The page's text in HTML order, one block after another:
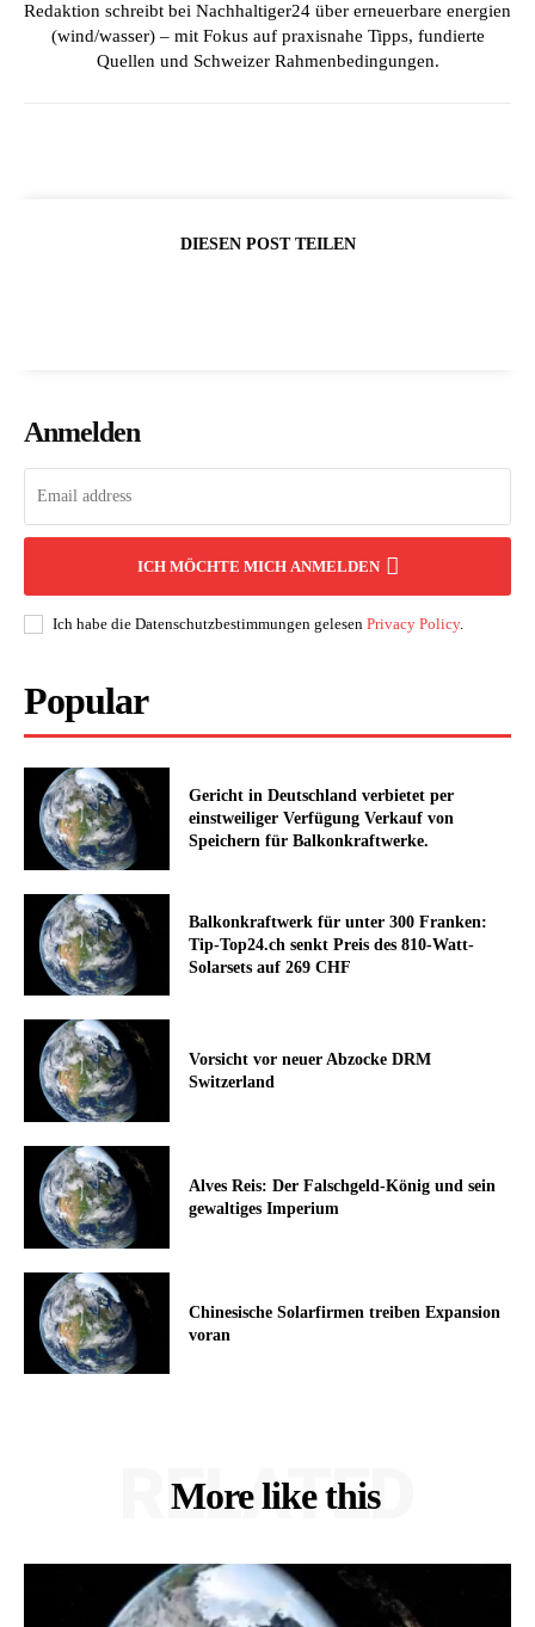
Redaktion schreibt bei Nachhaltiger24 über erneuerbare energien
(wind/wasser) – mit Fokus auf praxisnahe Tipps, fundierte
Quellen und Schweizer Rahmenbedingungen.
DIESEN POST TEILEN
Anmelden
ICH MÖCHTE MICH ANMELDEN
Ich habe die Datenschutzbestimmungen gelesen Privacy Policy.
Popular
Gericht in Deutschland verbietet per
einstweiliger Verfügung Verkauf von
Speichern für Balkonkraftwerke.
Balkonkraftwerk für unter 300 Franken:
Tip-Top24.ch senkt Preis des 810-Watt-
Solarsets auf 269 CHF
Vorsicht vor neuer Abzocke DRM
Switzerland
Alves Reis: Der Falschgeld-König und sein
gewaltiges Imperium
Chinesische Solarfirmen treiben Expansion
voran
More like this
RELATED